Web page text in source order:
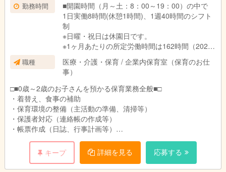
勤務時間
■開園時間（月～土：8：00～19：00）の中で
1日実働8時間(休憩1時間)、1週40時間のシフト
制
※日曜・祝日は休園日です。
※1ヶ月あたりの所定労働時間は162時間（2022
年実績）
職種
医療・介護・保育 / 企業内保育室（保育のお仕
事）
□■0歳～2歳のお子さんを預かる保育業務全般■□
・着替え、食事の補助
・保育環境の整備（主活動の準備、清掃等）
・保護者対応（連絡帳の作成等）
・帳票作成（日誌、行事計画等）
※持ち帰り仕事無し
※保育記録などはICTシステムを導入しており業務効率を図って
キープ 詳細を見る 応募する